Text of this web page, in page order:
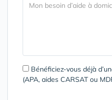
Bénéficiez-vous déjà
(APA, aides CARSAT ou